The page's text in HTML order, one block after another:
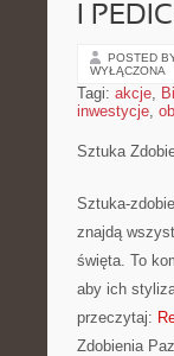
I
POSTED
WYŁĄCZONA
Tagi: akcje,
inwestycje,
Sztuka
Sztuka-
znajdą
święta. To
aby ich
przeczytaj:
Zdobienia